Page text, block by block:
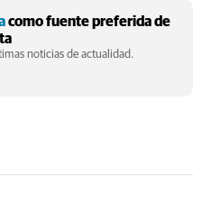
como fuente preferida de
noticias de actualidad.